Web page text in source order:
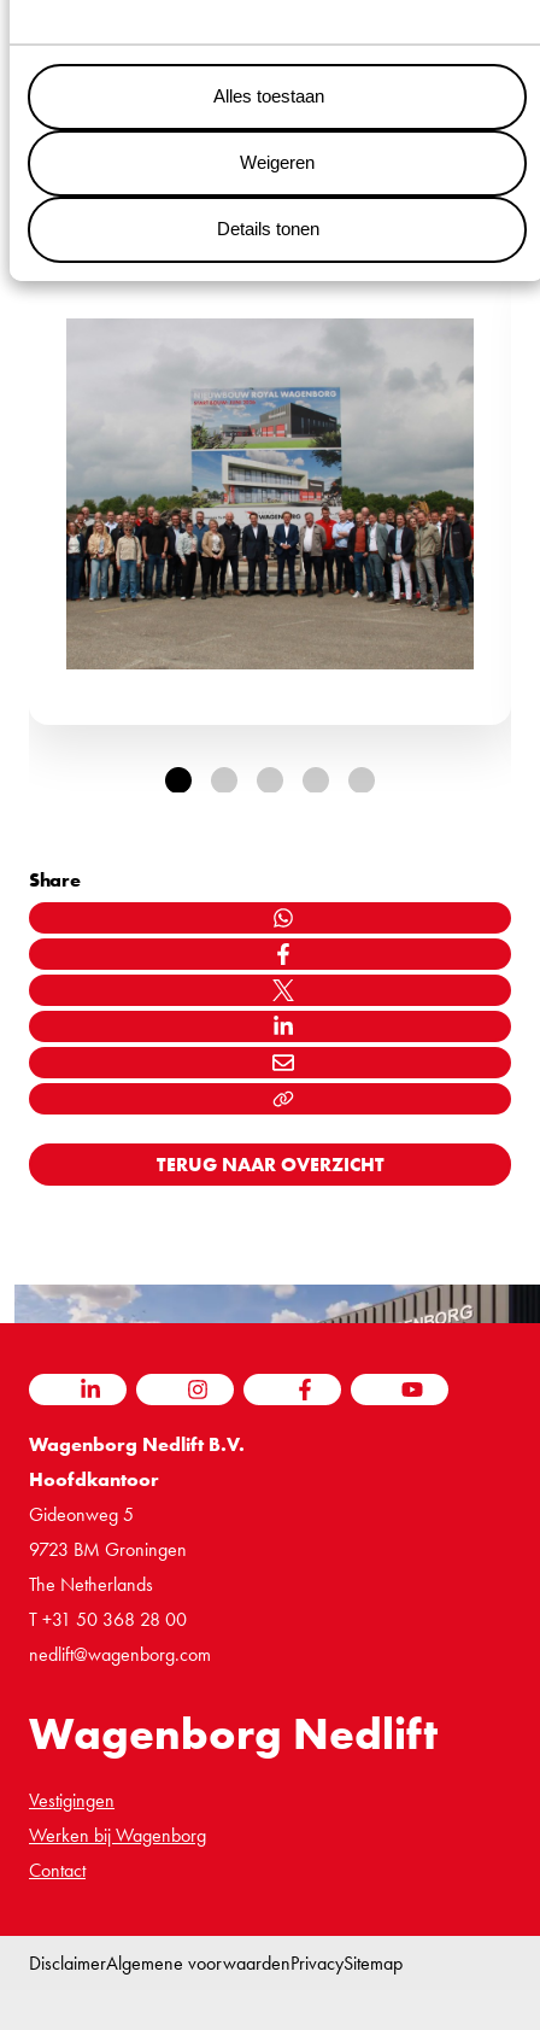
Alles toestaan
Weigeren
Details tonen
Share
WHATSAPP
FACEBOOK
TWITTER
LINKEDIN
MAIL
LINK KOPIËEREN
TERUG NAAR OVERZICHT
LINKEDIN INSTAGRAM FACEBOOK YOUTUBE
Wagenborg Nedlift B.V.
Hoofdkantoor
Gideonweg 5
9723 BM Groningen
The Netherlands
T +31 50 368 28 00
nedlift@wagenborg.com
Wagenborg Nedlift
Vestigingen
Werken bij Wagenborg
Contact
DisclaimerAlgemene voorwaardenPrivacySitemap